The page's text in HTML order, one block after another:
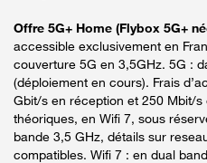
Offre 5G+ Home (Flybox 5G+
accessible exclusivement en
couverture 5G en 3,5GHz. 5G :
(déploiement en cours). Frais
Gbit/s en réception et 250 Mbit/
théoriques, en Wifi 7, sous
bande 3,5 GHz, détails sur
compatibles. Wifi 7 : en dual